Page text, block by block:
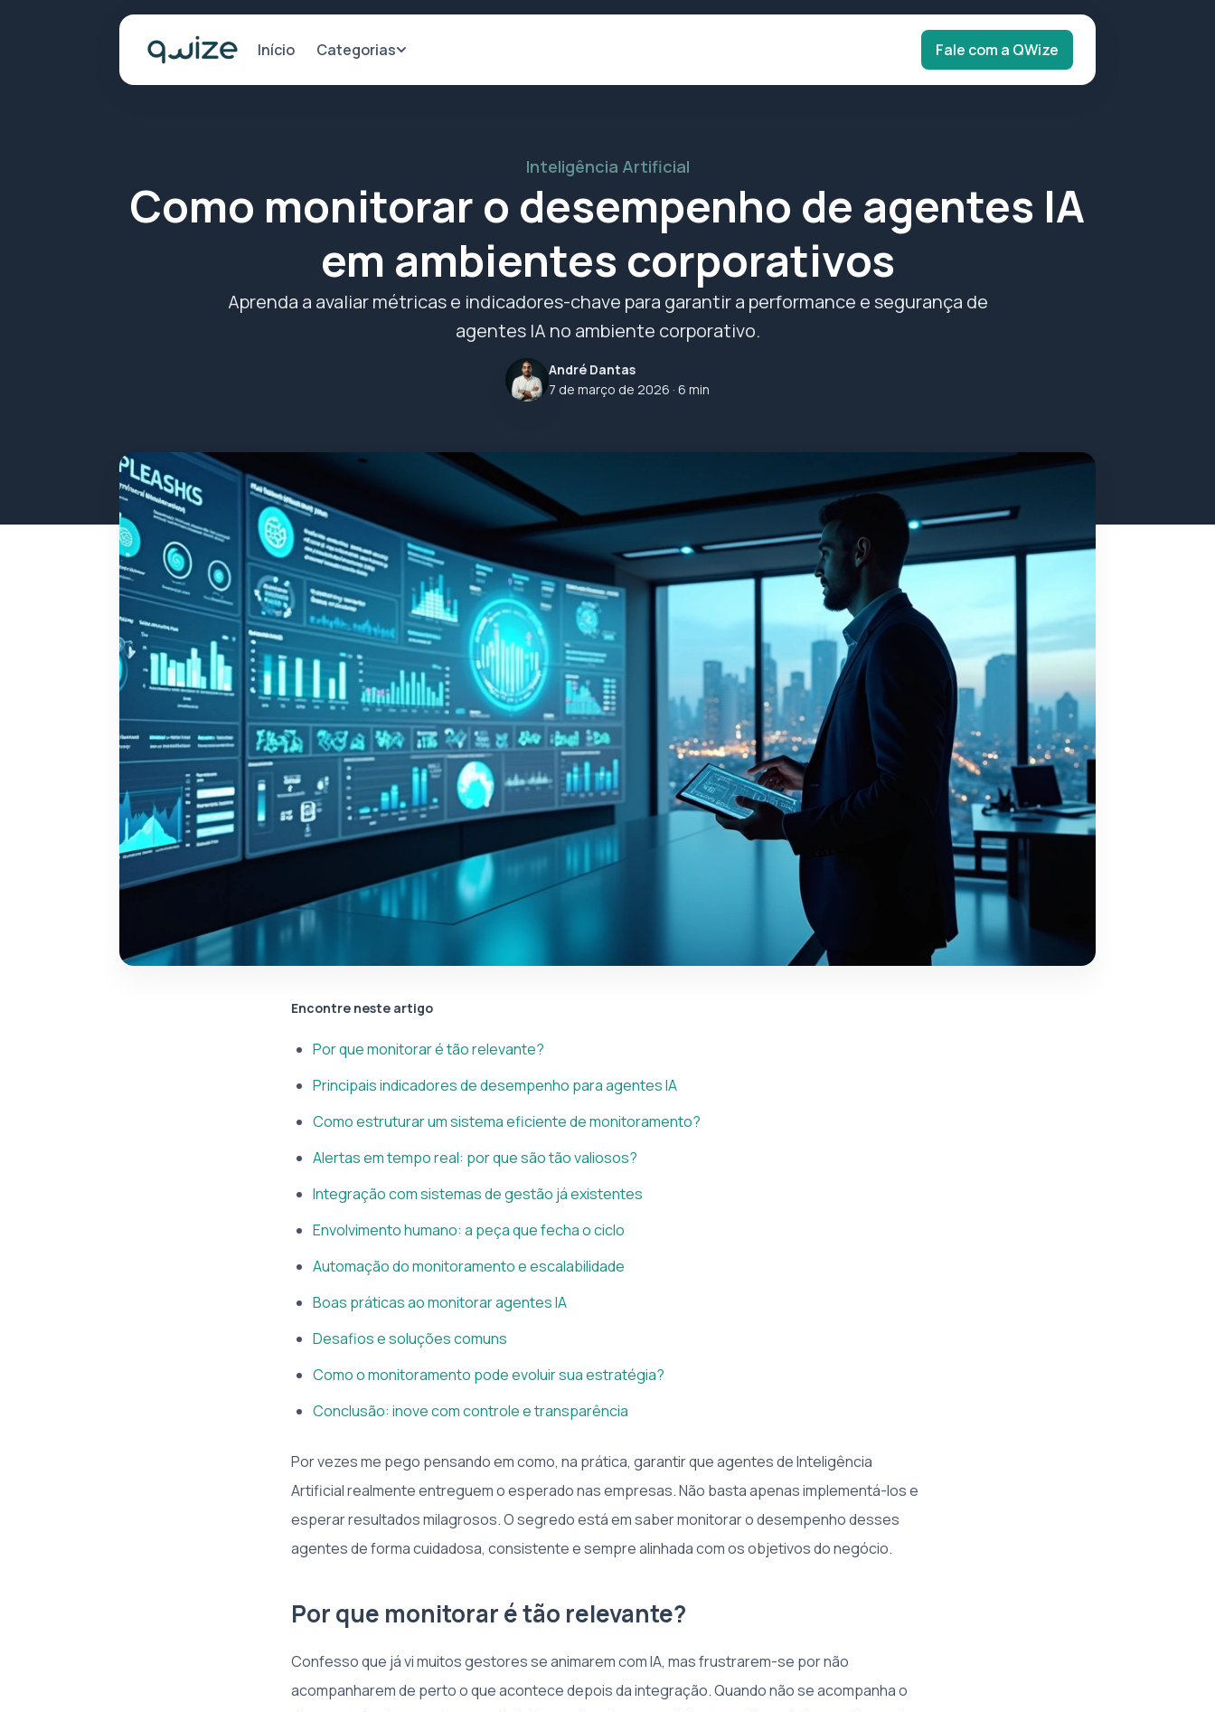
Início Categorias Fale com a QWize
Inteligência Artificial
Como monitorar o desempenho de agentes IA
em ambientes corporativos
Aprenda a avaliar métricas e indicadores-chave para garantir a performance e segurança de
agentes IA no ambiente corporativo.
André Dantas
7 de março de 2026 · 6 min
Encontre neste artigo
Por que monitorar é tão relevante?
Principais indicadores de desempenho para agentes IA
Como estruturar um sistema eficiente de monitoramento?
Alertas em tempo real: por que são tão valiosos?
Integração com sistemas de gestão já existentes
Envolvimento humano: a peça que fecha o ciclo
Automação do monitoramento e escalabilidade
Boas práticas ao monitorar agentes IA
Desafios e soluções comuns
Como o monitoramento pode evoluir sua estratégia?
Conclusão: inove com controle e transparência
Por vezes me pego pensando em como, na prática, garantir que agentes de Inteligência
Artificial realmente entreguem o esperado nas empresas. Não basta apenas implementá-los e
esperar resultados milagrosos. O segredo está em saber monitorar o desempenho desses
agentes de forma cuidadosa, consistente e sempre alinhada com os objetivos do negócio.
Por que monitorar é tão relevante?
Confesso que já vi muitos gestores se animarem com IA, mas frustrarem-se por não
acompanharem de perto o que acontece depois da integração. Quando não se acompanha o